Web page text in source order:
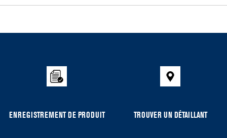
added
findENREGISTREMENT DE PRODUIT TROUVER UN DÉTAILLANT